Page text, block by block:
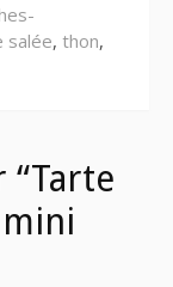
salée, thon,
“Tarte